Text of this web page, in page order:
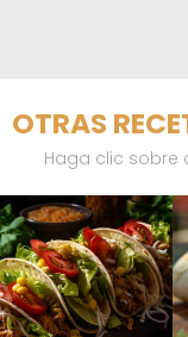
OTRAS
Haga clic